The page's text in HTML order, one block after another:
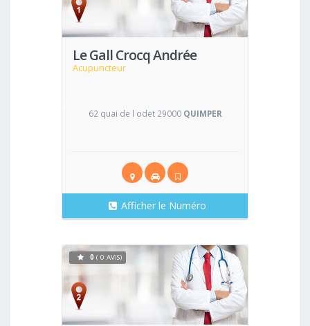
Le Gall Crocq Andrée
Acupuncteur
62 quai de l odet 29000 QUIMPER
Afficher le Numéro
Voir
0 ( 0 AVIS)